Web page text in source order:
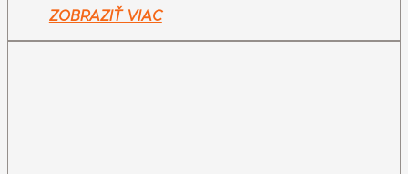
299,00€.
ZOBRAZIŤ VIAC